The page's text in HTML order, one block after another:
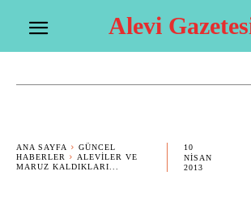
Alevi
ANA SAYFA
GÜNCEL
HABERLER
ALEVILER VE
MARUZ KALDIKLARI...
10
NISAN
2013